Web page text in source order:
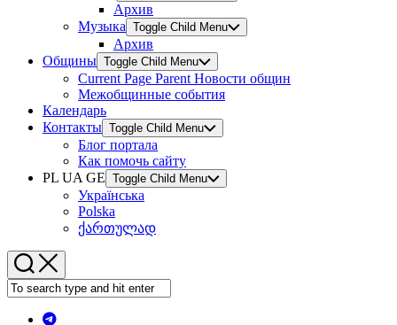
Архив
Музыка Toggle Child Menu
Архив
Общины Toggle Child Menu
Current Page Parent Новости общин
Межобщинные события
Календарь
Контакты Toggle Child Menu
Блог портала
Как помочь сайту
PL UA GE Toggle Child Menu
Українська
Polska
ქართულად